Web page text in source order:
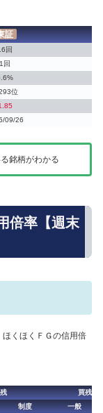
証
回
1回
位
09/26
銘柄がわかる
倍率【週末
くほくＦＧの信用倍
買残（
制度 一般